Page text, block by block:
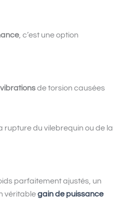
, c’est une option
de torsion causées
rupture du vilebrequin ou de la
parfaitement ajustés, un
véritablegain de puissance